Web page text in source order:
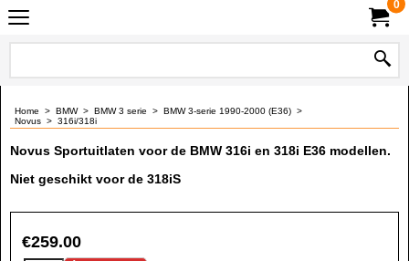
0
Home > BMW> BMW 3 serie > BMW 3-serie 1990-2000 (E36) >
Novus > 316i/318i
Novus Sportuitlaten voor de BMW 316i en 318i E36 modellen.
Niet geschikt voor de 318iS
€259.00